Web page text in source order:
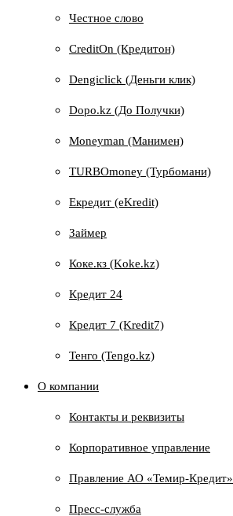
Честное слово
CreditOn (Кредитон)
Dengiclick (Деньги клик)
Dopo.kz (До Получки)
Moneyman (Манимен)
TURBOmoney (Турбомани)
Екредит (еKredit)
Займер
Коке.кз (Koke.kz)
Кредит 24
Кредит 7 (Kredit7)
Тенго (Tengo.kz)
О компании
Контакты и реквизиты
Корпоративное управление
Правление АО «Темир-Кредит»
Пресс-служба